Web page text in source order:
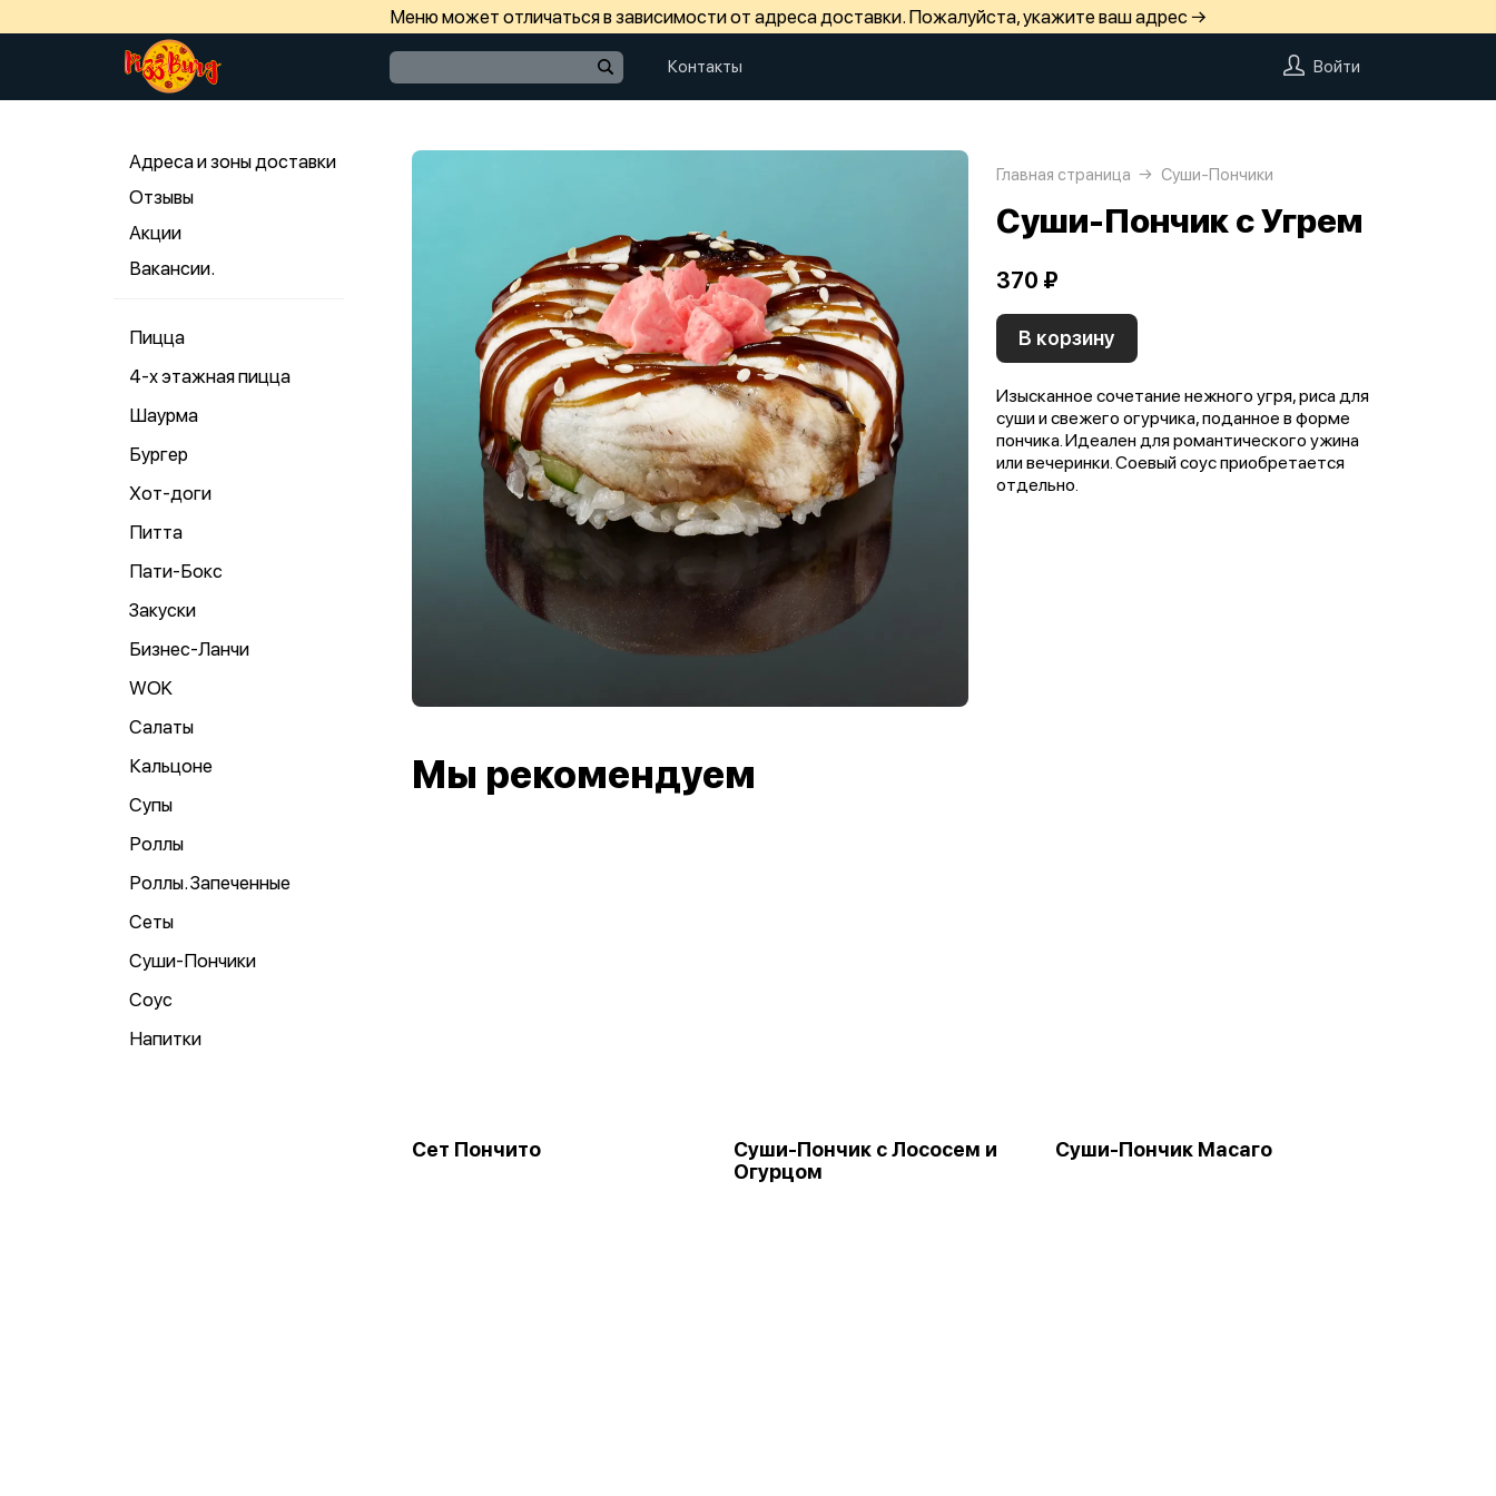
Меню может отличаться в зависимости от адреса доставки. Пожалуйста, укажите ваш адрес →
Контакты Войти
Адреса и зоны доставки
Отзывы
Акции
Вакансии.
Пицца
4-х этажная пицца
Шаурма
Бургер
Хот-доги
Питта
Пати-Бокс
Закуски
Бизнес-Ланчи
WOK
Салаты
Кальцоне
Супы
Роллы
Роллы. Запеченные
Сеты
Суши-Пончики
Соус
Напитки
Главная страница Суши-Пончики
Суши-Пончик с Угрем
370 ₽
В корзину
Изысканное сочетание нежного угря, риса для
суши и свежего огурчика, поданное в форме
пончика. Идеален для романтического ужина
или вечеринки. Соевый соус приобретается
отдельно.
Мы рекомендуем
Сет Пончито
Суши-Пончик с Лососем и
Огурцом
Суши-Пончик Масаго